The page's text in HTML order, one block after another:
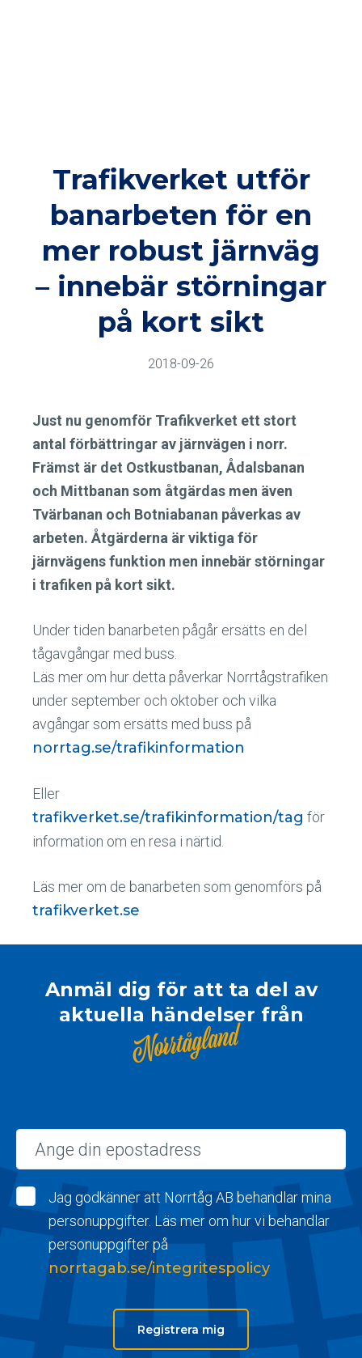
Trafikverket utför
banarbeten för en
mer robust järnväg
– innebär störningar
på kort sikt
2018-09-26
Just nu genomför Trafikverket ett stort
antal förbättringar av järnvägen i norr.
Främst är det Ostkustbanan, Ådalsbanan
och Mittbanan som åtgärdas men även
Tvärbanan och Botniabanan påverkas av
arbeten. Åtgärderna är viktiga för
järnvägens funktion men innebär störningar
i trafiken på kort sikt.
Under tiden banarbeten pågår ersätts en del
tågavgångar med buss.
Läs mer om hur detta påverkar Norrtågstrafiken
under september och oktober och vilka
avgångar som ersätts med buss på
norrtag.se/trafikinformation
Eller
trafikverket.se/trafikinformation/tag för
information om en resa i närtid.
Läs mer om de banarbeten som genomförs på
trafikverket.se
Anmäl dig för att ta del av
aktuella händelser från
Norrtågland
Jag godkänner att Norrtåg AB behandlar mina
personuppgifter. Läs mer om hur vi behandlar
personuppgifter på
norrtagab.se/integritespolicy
Registrera mig